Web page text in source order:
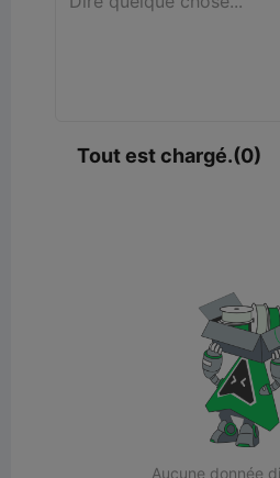
Tout est chargé.(0)
Aucune donnée